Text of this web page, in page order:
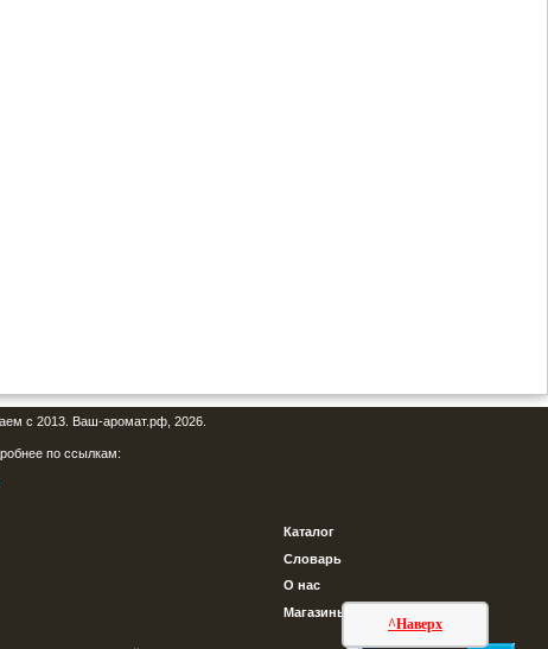
^Наверх
с 2013. Ваш-аромат.рф, 2026.
по ссылкам:
Каталог
Словарь
О нас
Магазины